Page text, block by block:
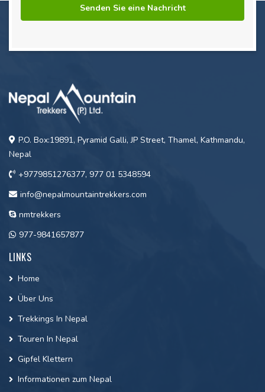
P.O. Box:19891, Pyramid Galli, JP Street, Thamel, Kathmandu,
Nepal
+9779851276377, 977 01 5348594
info@nepalmountaintrekkers.com
nmtrekkers
977-9841657877
LINKS
Home
Über Uns
Trekkings In Nepal
Touren In Nepal
Gipfel Klettern
Informationen zum Nepal